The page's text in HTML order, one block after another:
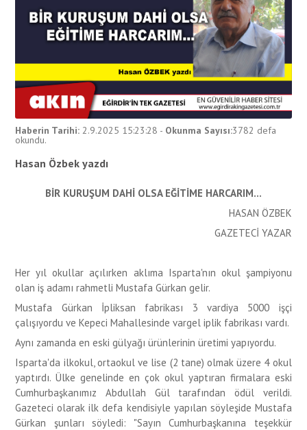
Haberin Tarihi: 2.9.2025 15:23:28 - Okunma Sayısı:3782 defa
okundu.
Hasan Özbek yazdı
BİR KURUŞUM DAHİ OLSA EĞİTİME HARCARIM…
HASAN ÖZBEK
GAZETECİ YAZAR
Her yıl okullar açılırken aklıma Isparta'nın okul şampiyonu
olan iş adamı rahmetli Mustafa Gürkan gelir.
Mustafa Gürkan İpliksan fabrikası 3 vardiya 5000 işçi
çalışıyordu ve Kepeci Mahallesinde vargel iplik fabrikası vardı.
Aynı zamanda en eski gülyağı ürünlerinin üretimi yapıyordu.
Isparta'da ilkokul, ortaokul ve lise (2 tane) olmak üzere 4 okul
yaptırdı. Ülke genelinde en çok okul yaptıran firmalara eski
Cumhurbaşkanımız Abdullah Gül tarafından ödül verildi.
Gazeteci olarak ilk defa kendisiyle yapılan söyleşide Mustafa
Gürkan şunları söyledi: "Sayın Cumhurbaşkanına teşekkür